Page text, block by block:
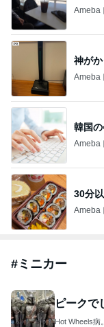
Ameba
神が
Ameba
韓国
Ameba
30分
Ameba
# ミニカー
ピークで
Hot Wheels病。